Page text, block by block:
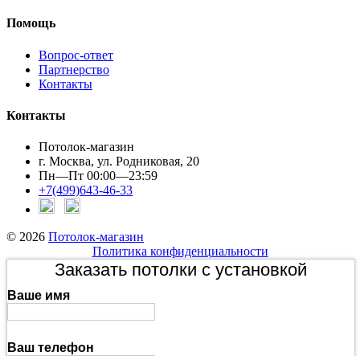
Помощь
Вопрос-ответ
Партнерство
Контакты
Контакты
Потолок-магазин
г. Москва, ул. Родниковая, 20
Пн—Пт 00:00—23:59
+7(499)643-46-33
© 2026 Потолок-магазин
Политика конфиденциальности
Заказать потолки с установкой
Ваше имя
Ваш телефон